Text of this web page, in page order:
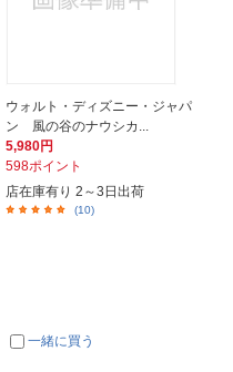
ウォルト・ディズニー・ジャパ
ン 風の谷のナウシカ...
5,980円
598ポイント
店在庫有り 2～3日出荷
(10)
一緒に買う